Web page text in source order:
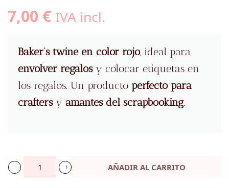
7,00 € IVA incl.
Baker’s twine en color rojo, ideal para
envolver regalosy colocar etiquetas en
los regalos. Un producto perfecto para
craftersy amantes del scrapbooking.
Baker's
AÑADIR AL CARRITO